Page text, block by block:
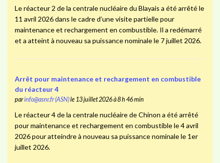
Le réacteur 2 de la centrale nucléaire du Blayais a été arrêté le
11 avril 2026 dans le cadre d’une visite partielle pour
maintenance et rechargement en combustible. Il a redémarré
et a atteint à nouveau sa puissance nominale le 7 juillet 2026.
Arrêt pour maintenance et rechargement en combustible
du réacteur 4
parinfo@asnr.fr (ASN)le 13 juillet 2026 à 8 h 46 min
Le réacteur 4 de la centrale nucléaire de Chinon a été arrêté
pour maintenance et rechargement en combustible le 4 avril
2026 pour atteindre à nouveau sa puissance nominale le 1er
juillet 2026.